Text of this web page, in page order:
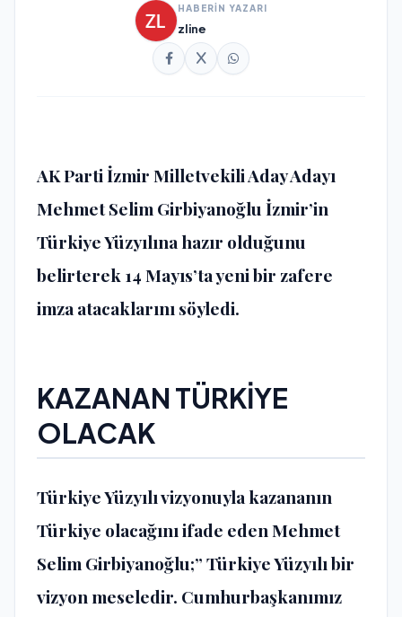
HABERİN YAZARI
zline
AK Parti İzmir Milletvekili Aday Adayı
Mehmet Selim Girbiyanoğlu İzmir’in
Türkiye Yüzyılına hazır olduğunu
belirterek 14 Mayıs’ta yeni bir zafere
imza atacaklarını söyledi.
KAZANAN TÜRKİYE
OLACAK
Türkiye Yüzyılı vizyonuyla kazananın
Türkiye olacağını ifade eden Mehmet
Selim Girbiyanoğlu;” Türkiye Yüzyılı bir
vizyon meseledir. Cumhurbaşkanımız